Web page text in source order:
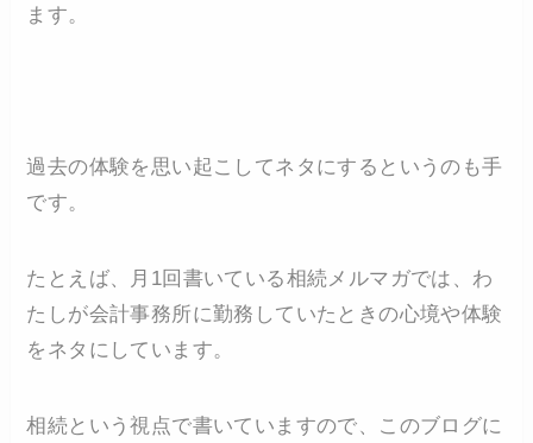
ます。
過去の体験を思い起こしてネタにするというのも手
です。
たとえば、月1回書いている相続メルマガでは、わ
たしが会計事務所に勤務していたときの心境や体験
をネタにしています。
相続という視点で書いていますので、このブログに